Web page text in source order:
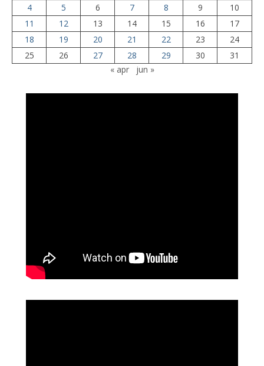
4
5 6 7 8 9
10
11
12 13 14 15 16
17
18
19 20 21 22 23
24
25
26 27 28 29 30
31
« apr
jun »